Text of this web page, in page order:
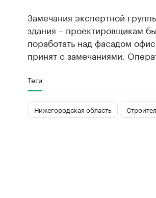
Замечания экспертной
здания – проектировщикам
поработать над фасадом
принят с замечаниями.
Теги
Нижегородская область